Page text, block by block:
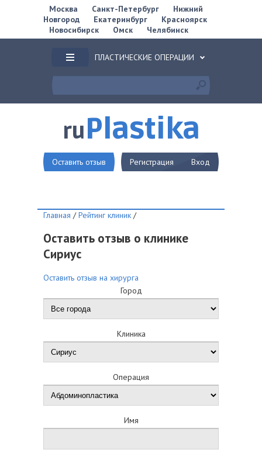
Москва Санкт-Петербург
Нижний
Новгород
Екатеринбург
Красноярск
Новосибирск
Омск Челябинск
ПЛАСТИЧЕСКИЕ ОПЕРАЦИИ
ruPlastika
Оставить отзыв Регистрация Вход
Главная / Рейтинг клиник /
Оставить отзыв о клинике
Сириус
Оставить отзыв на хирурга
Город
Клиника
Операция
Имя